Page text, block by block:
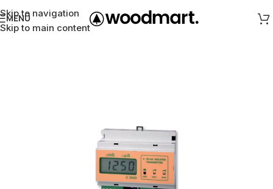
Skip to navigation
Skip to main content
MENÜ